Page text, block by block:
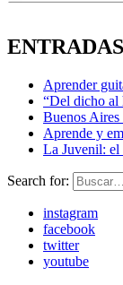
Aprender
“Del dicho al
Buenos
Aprende y
La Juvenil:
Search for:
instagram
facebook
twitter
youtube